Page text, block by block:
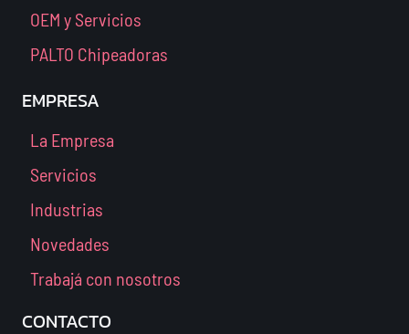
OEM y Servicios
PALTO Chipeadoras
EMPRESA
La Empresa
Servicios
Industrias
Novedades
Trabajá con nosotros
CONTACTO